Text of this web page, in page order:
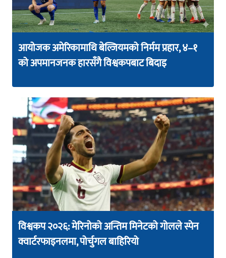
आयोजक अमेरिकामाथि बेल्जियमको निर्मम प्रहार, ४–१
को अपमानजनक हारसँगै विश्वकपबाट बिदाइ
विश्वकप २०२६: मेरिनोको अन्तिम मिनेटको गोलले स्पेन
क्वार्टरफाइनलमा, पोर्चुगल बाहिरियो